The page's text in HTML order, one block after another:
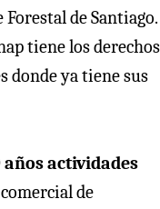
de Santiago.
tiene los derechos
donde ya tiene sus
años actividades
de